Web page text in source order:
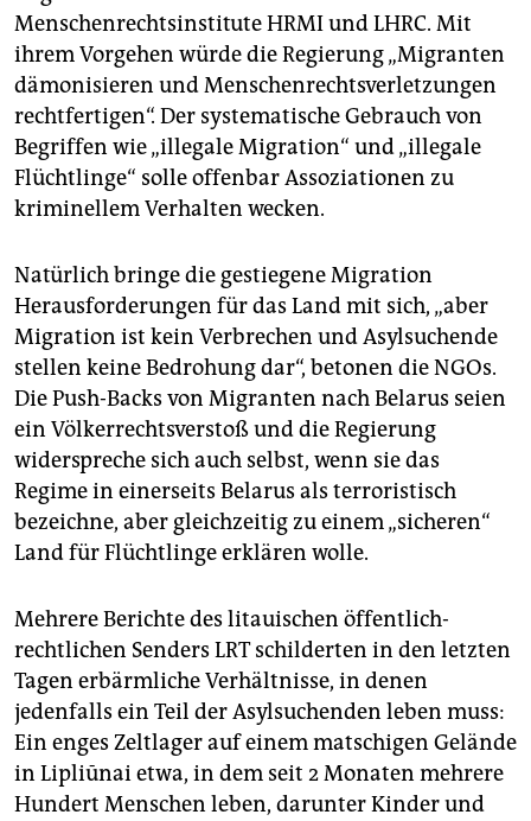
Menschenrechtsinstitute HRMI und LHRC. Mit
ihrem Vorgehen würde die Regierung „Migranten
dämonisieren und Menschenrechtsverletzungen
rechtfertigen“. Der systematische Gebrauch von
Begriffen wie „illegale Migration“ und „illegale
Flüchtlinge“ solle offenbar Assoziationen zu
kriminellem Verhalten wecken.
Natürlich bringe die gestiegene Migration
Herausforderungen für das Land mit sich, „aber
Migration ist kein Verbrechen und Asylsuchende
stellen keine Bedrohung dar“, betonen die NGOs.
Die Push-Backs von Migranten nach Belarus seien
ein Völkerrechtsverstoß und die Regierung
widerspreche sich auch selbst, wenn sie das
Regime in einerseits Belarus als terroristisch
bezeichne, aber gleichzeitig zu einem „sicheren“
Land für Flüchtlinge erklären wolle.
Mehrere Berichte des litauischen öffentlich-
rechtlichen Senders LRT schilderten in den letzten
Tagen erbärmliche Verhältnisse, in denen
jedenfalls ein Teil der Asylsuchenden leben muss:
Ein enges Zeltlager auf einem matschigen Gelände
in Lipliūnai etwa, in dem seit 2 Monaten mehrere
Hundert Menschen leben, darunter Kinder und